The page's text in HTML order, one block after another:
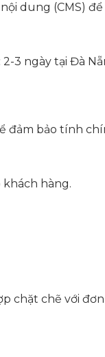
dung (CMS)
3 ngày tại Đà
đảm bảo tính
hàng.
chặt chẽ với